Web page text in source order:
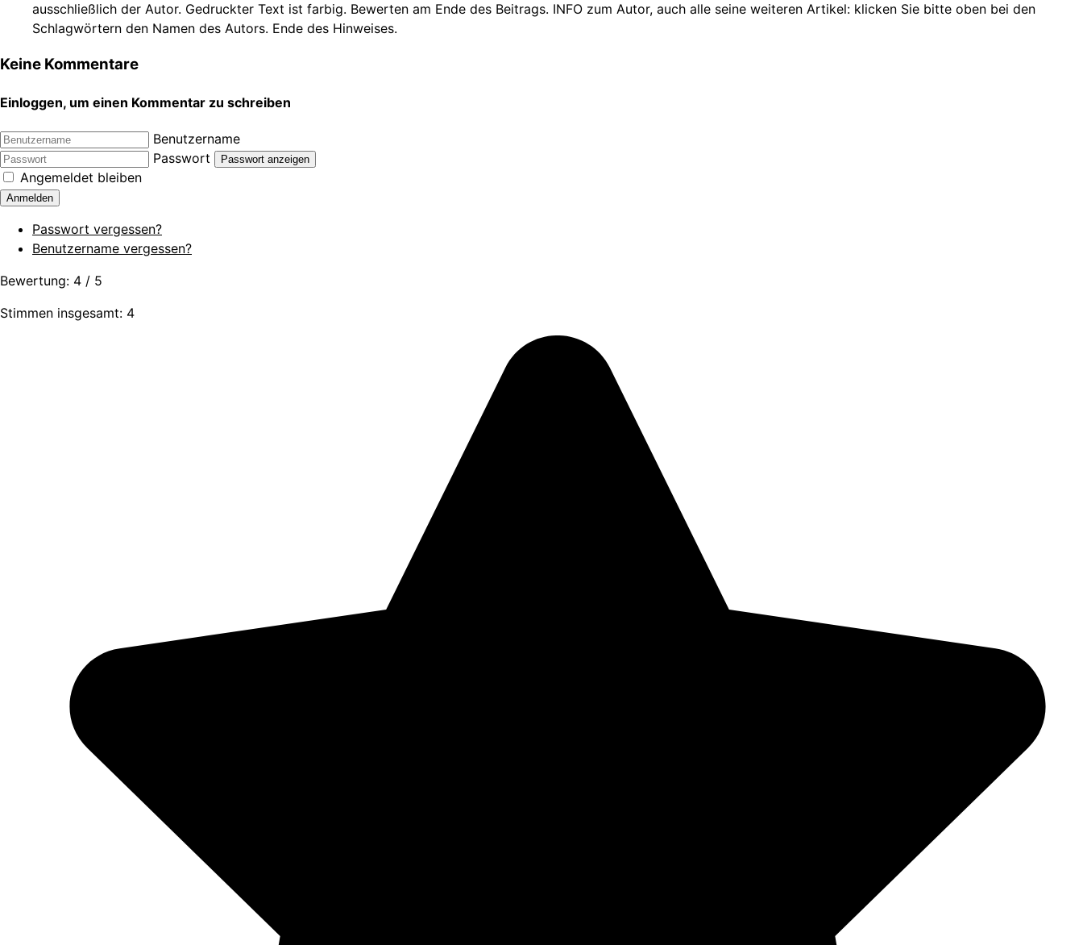
ausschließlich der Autor. Gedruckter Text ist farbig. Bewerten am Ende des Beitrags. INFO zum Autor, auch alle seine weiteren Artikel: klicken Sie bitte oben bei den
Schlagwörtern den Namen des Autors. Ende des Hinweises.
Keine Kommentare
Einloggen, um einen Kommentar zu schreiben
Benutzername
Passwort
Passwort anzeigen
Angemeldet bleiben
Anmelden
Passwort vergessen?
Benutzername vergessen?
Bewertung: 4 / 5
Stimmen insgesamt: 4